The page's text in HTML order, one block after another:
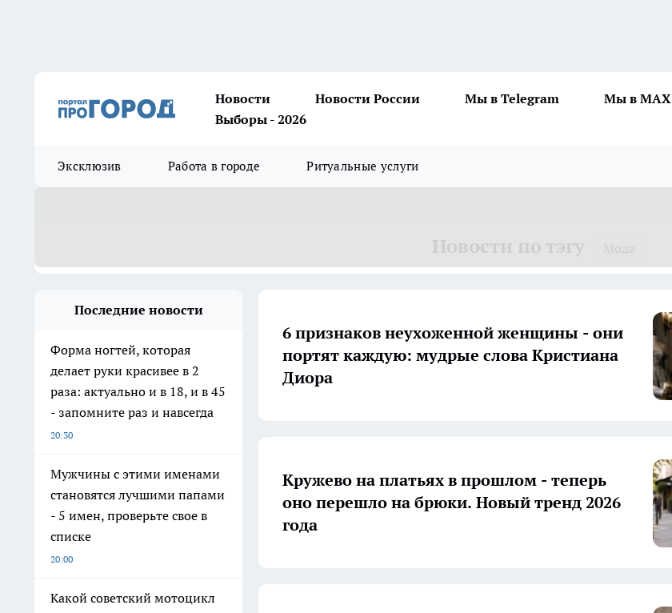
Новости Новости России Мы в Telegram Мы в MAX
Выборы - 2026
Эксклюзив Работа в городе Ритуальные услуги
Последние новости
Форма ногтей, которая
делает руки красивее в 2
раза: актуально и в 18, и в 45
- запомните раз и навсегда
20:30
Мужчины с этими именами
становятся лучшими папами
- 5 имен, проверьте свое в
списке
20:00
Какой советский мотоцикл
6 признаков неухоженной женщины - они
портят каждую: мудрые слова Кристиана
Диора
Кружево на платьях в прошлом - теперь
оно перешло на брюки. Новый тренд 2026
года